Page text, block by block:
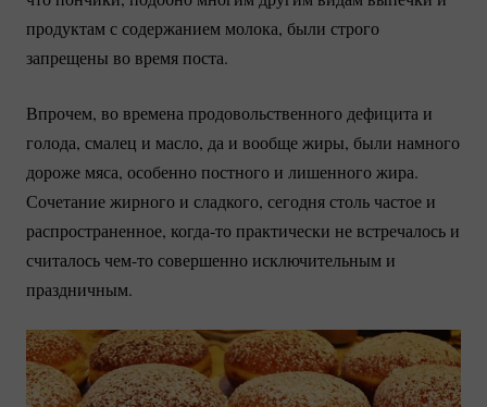
продуктам с содержанием молока, были строго
запрещены во время поста.
Впрочем, во времена продовольственного дефицита и
голода, смалец и масло, да и вообще жиры, были намного
дороже мяса, особенно постного и лишенного жира.
Сочетание жирного и сладкого, сегодня столь частое и
распространенное, когда-топрактически не встречалось и
считалосьчем-тосовершенно исключительным и
праздничным.